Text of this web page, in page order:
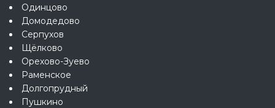
Одинцово
Домодедово
Серпухов
Щёлково
Орехово-Зуево
Раменское
Долгопрудный
Пушкино